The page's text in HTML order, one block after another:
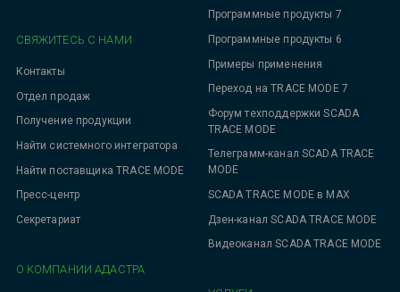
Программные продукты 7
Программные продукты 6
Примеры применения
Переход на TRACE MODE 7
Форум техподдержки SCADA
TRACE MODE
Телеграмм-канал SCADA TRACE
MODE
SCADA TRACE MODE в MAX
Дзен-канал SCADA TRACE MODE
Видеоканал SCADA TRACE MODE
СВЯЖИТЕСЬ С НАМИ
Контакты
Отдел продаж
Получение продукции
Найти системного интегратора
Найти поставщика TRACE MODE
Пресс-центр
Секретариат
О КОМПАНИИ АДАСТРА